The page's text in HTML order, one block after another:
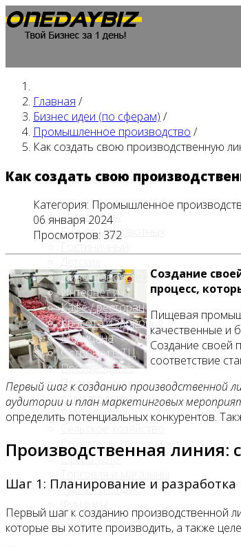
Главная
Бизнес идеи (по сферам)
Автобизнес
Бизнес на животных
Гостиничный
Животноводство
Интернет и IT
Кафе / ресторан
Красота и здоровье
Медицина
Островки в ТЦ
Производство
Промышленное
производство
Развлечения
Строительство, ремонт
Сфера услуг
Туризм и отдых
Хобби
Главная /
Бизнес идеи (по сферам) /
Промышленное производство /
Как создать свою производственную
Как создать свою
Категория: Промышленное
06 января 2024
Просмотров: 372
Создание
процесс,
Пищевая
качественные и
Создание своей
соответствие
Первый шаг к созданию производственной
аудитории и план маркетинговых
определить потенциальных конкурентов.
Производственная линия:
Шаг 1: Планирование и
Первый шаг к созданию производственной
которые вы хотите производить, а также